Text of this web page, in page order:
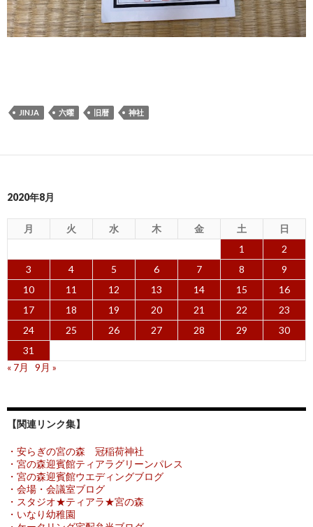
JINJA 六曜 旧暦 神社
2020年8月
月 火 水 木 金 土
日
1
2
3
4 5 6 7 8
9
10
11 12 13 14 15
16
17
18 19 20 21 22
23
24
25 26 27 28 29
30
31
« 7月
9月 »
【関連リンク集】
・安らぎの宮の森 冠稲荷神社
・宮の森迎賓館ティアラグリーンパレス
・宮の森迎賓館ウエディングブログ
・会場・会議室ブログ
・スタジオ★ティアラ★宮の森
・いなり幼稚園